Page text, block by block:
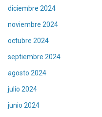
diciembre 2024
noviembre 2024
octubre 2024
septiembre 2024
agosto 2024
julio 2024
junio 2024